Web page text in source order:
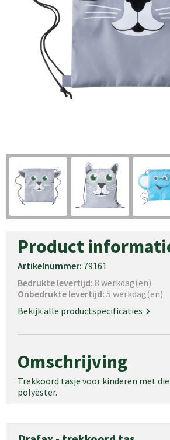
Product
Artikelnummer: 79161
Bedrukte levertijd: 8 werkdag(en)
Onbedrukte levertijd: 5 werkdag(en)
Bekijk alle productspecificaties
Omschrijving
Trekkoord tasje voor kinderen met
polyester.